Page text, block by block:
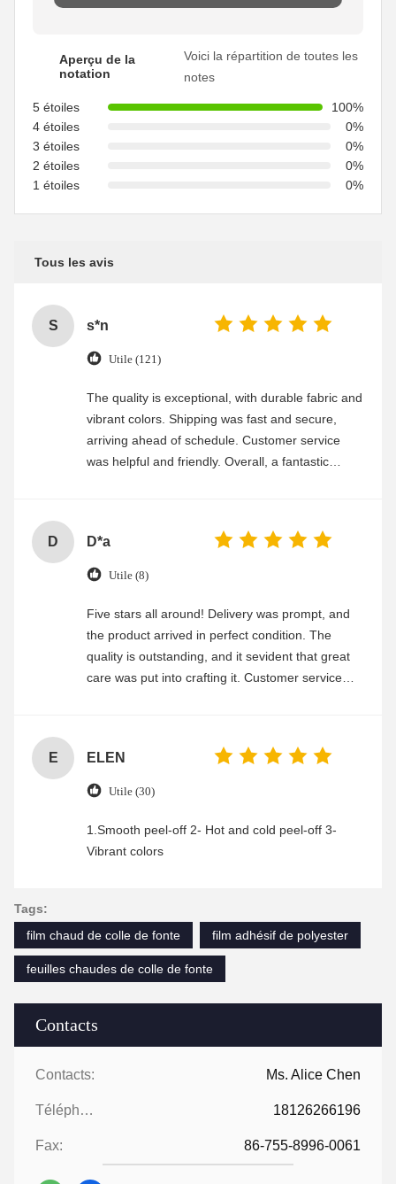
Contacts
Contacts: Ms. Alice Chen
Téléphone: 18126266196
Fax: 86-755-8996-0061
Aperçu de la
notation
Voici la répartition de toutes les
notes
5 étoiles
100%
4 étoiles
0%
3 étoiles
0%
2 étoiles
0%
1 étoiles
0%
Tous les avis
S s*n
Utile (121)
The quality is exceptional, with durable fabric and
vibrant colors. Shipping was fast and secure,
arriving ahead of schedule. Customer service
was helpful and friendly. Overall, a fantastic
D D*a
Utile (8)
Five stars all around! Delivery was prompt, and
the product arrived in perfect condition. The
quality is outstanding, and it sevident that great
care was put into crafting it. Customer service
E ELEN
Utile (30)
1.Smooth peel-off 2- Hot and cold peel-off 3-
Vibrant colors
Tags:
film chaud de colle de fonte
film adhésif de polyester
feuilles chaudes de colle de fonte